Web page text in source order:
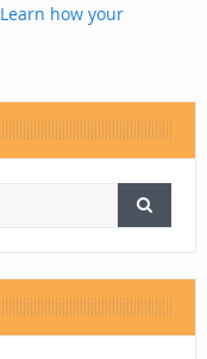
Learn how your